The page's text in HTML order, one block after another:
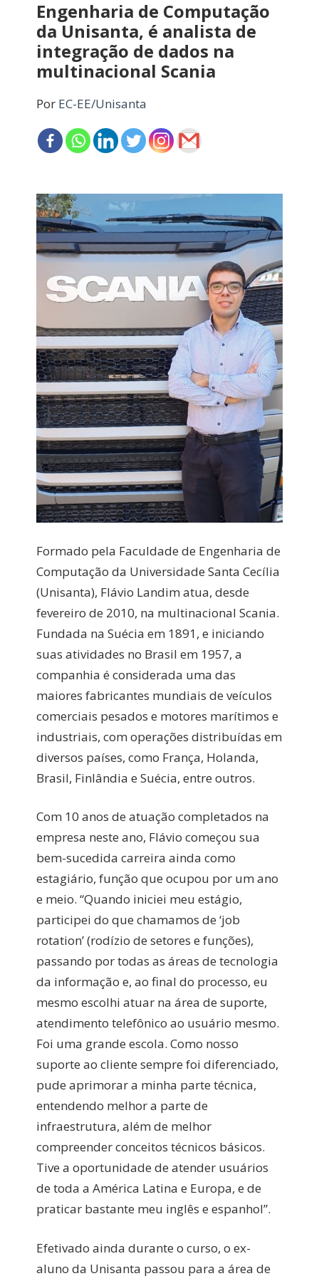
Engenharia de Computação
da Unisanta, é analista de
integração de dados na
multinacional Scania
Por EC-EE/Unisanta
Formado pela Faculdade de Engenharia de
Computação da Universidade Santa Cecília
(Unisanta), Flávio Landim atua, desde
fevereiro de 2010, na multinacional Scania.
Fundada na Suécia em 1891, e iniciando
suas atividades no Brasil em 1957, a
companhia é considerada uma das
maiores fabricantes mundiais de veículos
comerciais pesados e motores marítimos e
industriais, com operações distribuídas em
diversos países, como França, Holanda,
Brasil, Finlândia e Suécia, entre outros.
Com 10 anos de atuação completados na
empresa neste ano, Flávio começou sua
bem-sucedida carreira ainda como
estagiário, função que ocupou por um ano
e meio. “Quando iniciei meu estágio,
participei do que chamamos de ‘job
rotation’ (rodízio de setores e funções),
passando por todas as áreas de tecnologia
da informação e, ao final do processo, eu
mesmo escolhi atuar na área de suporte,
atendimento telefônico ao usuário mesmo.
Foi uma grande escola. Como nosso
suporte ao cliente sempre foi diferenciado,
pude aprimorar a minha parte técnica,
entendendo melhor a parte de
infraestrutura, além de melhor
compreender conceitos técnicos básicos.
Tive a oportunidade de atender usuários
de toda a América Latina e Europa, e de
praticar bastante meu inglês e espanhol”.
Efetivado ainda durante o curso, o ex-
aluno da Unisanta passou para a área de